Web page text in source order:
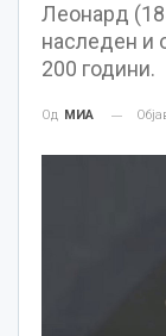
Леонард
наследен и
200 години.
Од МИА